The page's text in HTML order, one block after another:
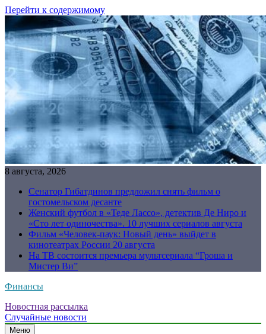
Перейти к содержимому
8 августа, 2026
Сенатор Гибатдинов предложил снять фильм о
гостомельском десанте
Женский футбол в «Теде Лассо», детектив Де Ниро и
«Сто лет одиночества». 10 лучших сериалов августа
Фильм «Человек-паук: Новый день» выйдет в
кинотеатрах России 20 августа
На ТВ состоится премьера мультсериала “Гроша и
Мистер Ви”
Финансы
Новостная рассылка
Случайные новости
Меню